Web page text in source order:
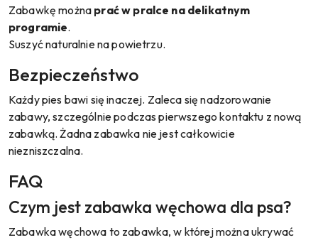
Zabawkę można prać w pralce na delikatnym
programie.
Suszyć naturalnie na powietrzu.
Bezpieczeństwo
Każdy pies bawi się inaczej. Zaleca się nadzorowanie
zabawy, szczególnie podczas pierwszego kontaktu z nową
zabawką. Żadna zabawka nie jest całkowicie
niezniszczalna.
FAQ
Czym jest zabawka węchowa dla psa?
Zabawka węchowa to zabawka, w której można ukrywać